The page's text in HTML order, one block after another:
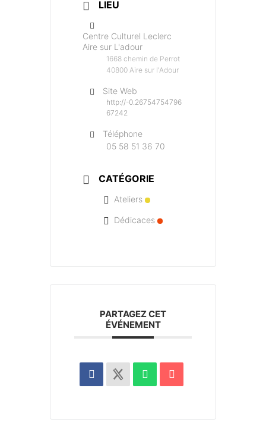
LIEU
Centre Culturel Leclerc
Aire sur L'adour
1668 chemin de Perrot
40800 Aire sur l'Adour
Site Web
http://-0.26754754796
67242
Téléphone
05 58 51 36 70
CATÉGORIE
Ateliers
Dédicaces
PARTAGEZ CET
ÉVÉNEMENT